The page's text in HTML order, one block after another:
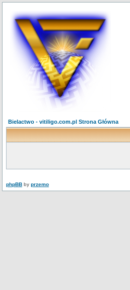
Bielactwo - vitiligo.com.pl Strona Główna
phpBB by przemo